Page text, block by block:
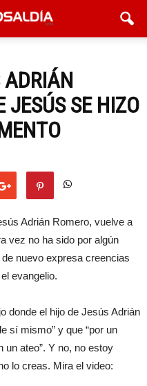
ADRIÁN
JESÚS SE HIZO
Adrián Romero, vuelve a
vez no ha sido por algún
nuevo expresa creencias
evangelio.
donde el hijo de Jesús Adrián
sí mismo” y que “por un
ateo”. Y no, no estoy
lo creas. Mira el video: